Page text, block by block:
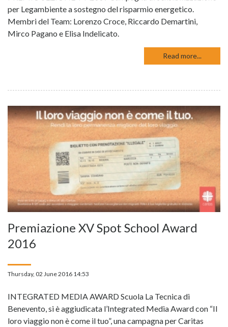
per Legambiente a sostegno del risparmio energetico.
Membri del Team: Lorenzo Croce, Riccardo Demartini,
Mirco Pagano e Elisa Indelicato.
Read more...
Premiazione XV Spot School Award
2016
Thursday, 02 June 2016 14:53
INTEGRATED MEDIA AWARD Scuola La Tecnica di
Benevento, si è aggiudicata l’Integrated Media Award con “Il
loro viaggio non è come il tuo”, una campagna per Caritas